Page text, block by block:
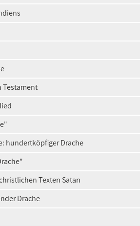
Testament
hundertköpfiger Drache
Texten Satan
Drache